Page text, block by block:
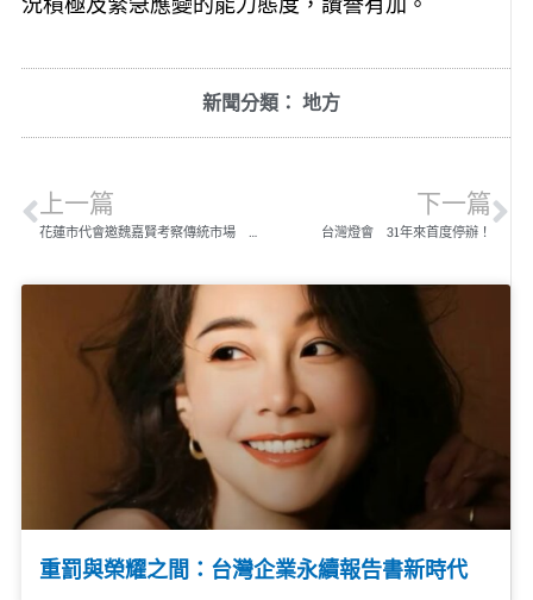
新聞分類： 地方
上一篇 下一篇
台灣燈會 31年來首度停辦！
重罰與榮耀之間：台灣企業永續報告書新時代